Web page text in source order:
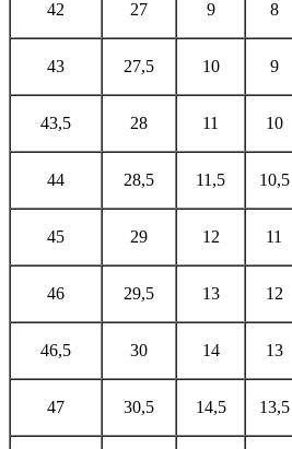
42 27 9 8
43 27,5 10 9
43,5 28 11 10
44 28,5 11,5 10,5
45 29 12 11
46 29,5 13 12
46,5 30 14 13
47 30,5 14,5 13,5